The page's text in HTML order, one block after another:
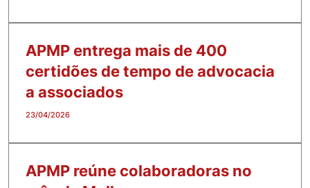
APMP entrega mais de 400
certidões de tempo de advocacia
a associados
23/04/2026
APMP reúne colaboradoras no